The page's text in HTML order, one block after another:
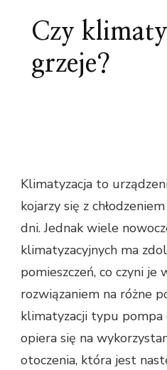
Czy
grzeje?
Klimatyzacja to
kojarzy się z
dni. Jednak wiele
klimatyzacyjnych ma
pomieszczeń, co czyni je
rozwiązaniem na różne
klimatyzacji typu pompa
opiera się na
otoczenia, która jest